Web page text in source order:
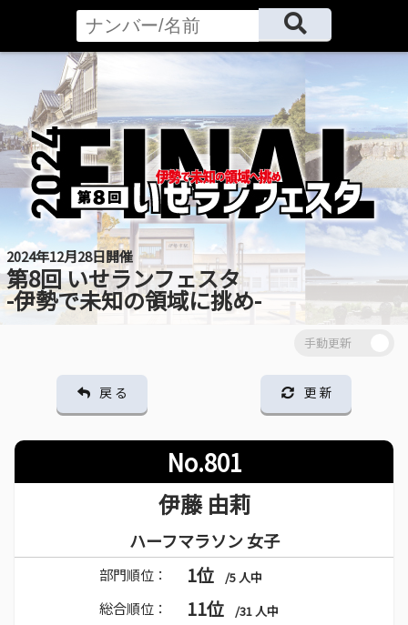
2024年12月28日開催
第8回 いせランフェスタ
-伊勢で未知の領域に挑め-
戻 る 更 新
No.801
伊藤 由莉
ハーフマラソン 女子
部門順位： 1位 /5 人中
総合順位： 11位 /31 人中